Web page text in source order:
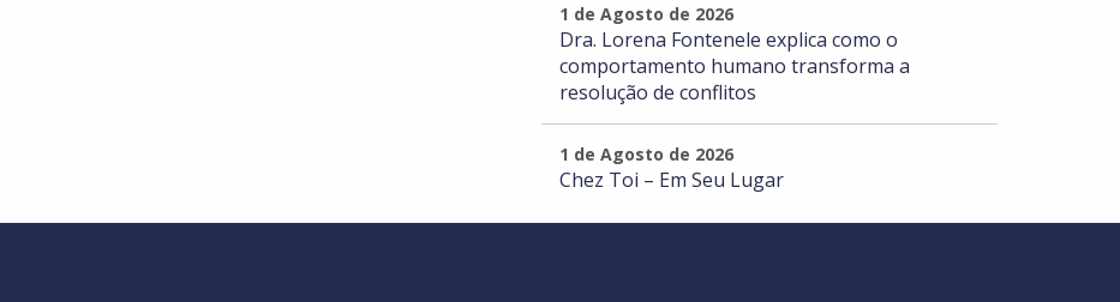
1 de Agosto de 2026
Dra. Lorena Fontenele explica como o
comportamento humano transforma a
resolução de conflitos
1 de Agosto de 2026
Chez Toi – Em Seu Lugar